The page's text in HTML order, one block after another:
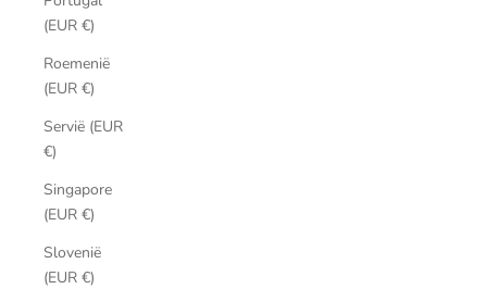
(EUR €)
Roemenië
(EUR €)
Servië (EUR
€)
Singapore
(EUR €)
Slovenië
(EUR €)